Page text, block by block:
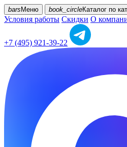
bars Меню book_circleКаталог по
Условия работы Скидки О
+7 (495) 921-39-22